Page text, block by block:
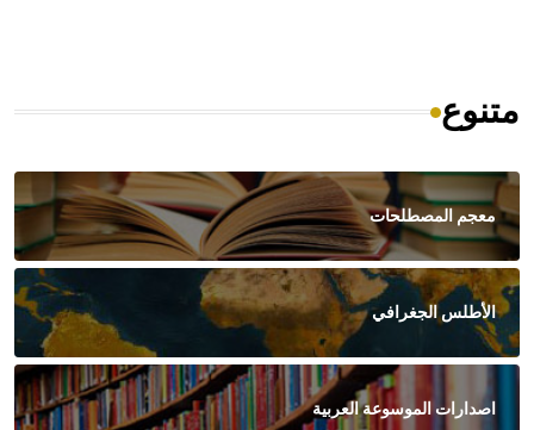
متنوع
معجم المصطلحات
الأطلس الجغرافي
اصدارات الموسوعة العربية